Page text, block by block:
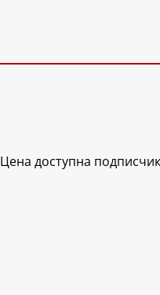
Цена доступна